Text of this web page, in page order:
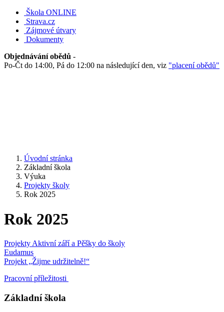
Škola ONLINE
Strava.cz
Zájmové útvary
Dokumenty
Objednávání obědů -
Po-Čt do 14:00, Pá do 12:00 na následující den, viz "placení obědů"
Úvodní stránka
Základní škola
Výuka
Projekty školy
Rok 2025
Rok 2025
Projekty Aktivní září a Pěšky do školy
Eudamus
Projekt „Žijme udržitelně!“
Pracovní příležitosti
Základní škola